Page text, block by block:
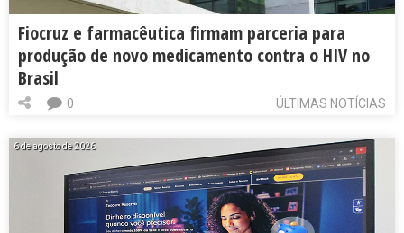
Fiocruz e farmacêutica firmam parceria para
produção de novo medicamento contra o HIV no
Brasil
ÚLTIMAS NOTÍCIAS
0
6 de agosto de 2026